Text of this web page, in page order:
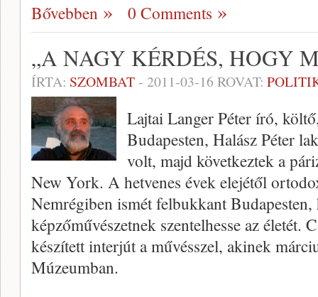
Bővebben 0 Comments
„A NAGY KÉRDÉS, HOGY
ÍRTA: SZOMBAT- 2011-03-16 ROVAT:
Lajtai Langer Péter író,
Budapesten, Halász Péter
volt, majd következtek a
New York. A hetvenes évek elejétől
Nemrégiben ismét felbukkant
képzőművészetnek szentelhesse az életét.
készített interjút a művésszel, akinek
Múzeumban.